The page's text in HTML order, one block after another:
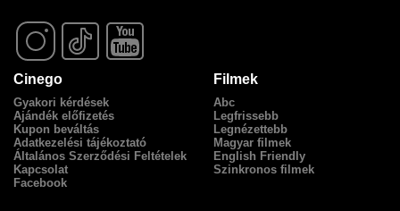
Cinego
Gyakori kérdések
Ajándék előfizetés
Kupon beváltás
Adatkezelési tájékoztató
Általános Szerződési Feltételek
Kapcsolat
Facebook
Filmek
Abc
Legfrissebb
Legnézettebb
Magyar filmek
English Friendly
Szinkronos filmek